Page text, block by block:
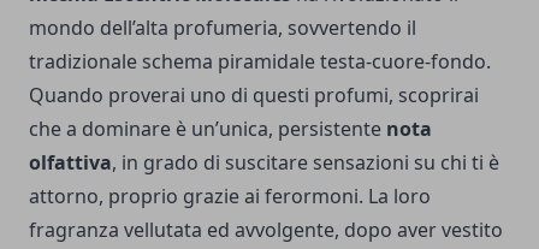
mondo dell’alta profumeria, sovvertendo il
tradizionale schema piramidale testa-cuore-fondo.
Quando proverai uno di questi profumi, scoprirai
che a dominare è un’unica, persistente nota
olfattiva, in grado di suscitare sensazioni su chi ti è
attorno, proprio grazie ai ferormoni. La loro
fragranza vellutata ed avvolgente, dopo aver vestito